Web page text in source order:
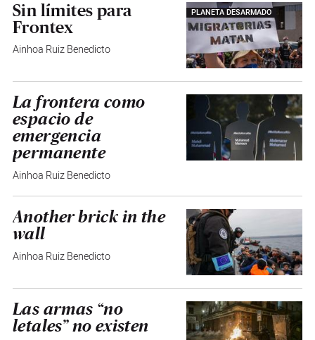
PLANETA DESARMADO
Sin límites para
Frontex
Ainhoa Ruiz Benedicto
La frontera como
espacio de
emergencia
permanente
Ainhoa Ruiz Benedicto
Another brick in the
wall
Ainhoa Ruiz Benedicto
Las armas “no
letales” no existen